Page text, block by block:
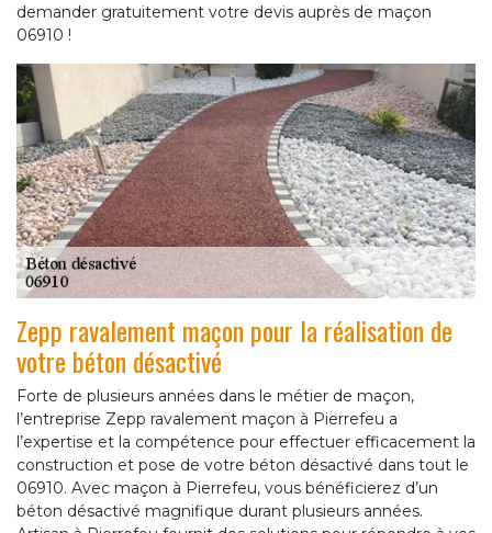
demander gratuitement votre devis auprès de maçon
06910 !
Zepp ravalement maçon pour la réalisation de
votre béton désactivé
Forte de plusieurs années dans le métier de maçon,
l’entreprise Zepp ravalement maçon à Pierrefeu a
l’expertise et la compétence pour effectuer efficacement la
construction et pose de votre béton désactivé dans tout le
06910. Avec maçon à Pierrefeu, vous bénéficierez d’un
béton désactivé magnifique durant plusieurs années.